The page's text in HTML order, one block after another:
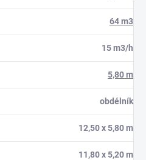
64 m3
15 m3/h
5,80 m
obdélník
12,50 x 5,80 m
11,80 x 5,20 m